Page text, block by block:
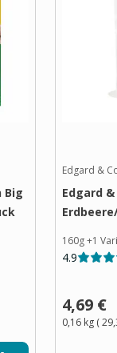
Big
Edgard &
Edgard
160g+1
4.9
4,69 €
0,16 kg (